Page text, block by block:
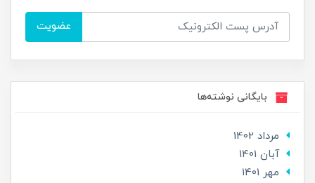
عضویت
بایگانی نوشته‌ها
مرداد 1402
آبان 1401
مهر 1401